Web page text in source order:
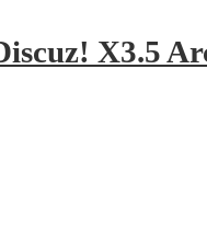
X3.5